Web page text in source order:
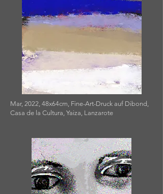
Mar, 2022, 48x64cm, Fine-Art-Druck auf Dibond,
Casa de la Cultura, Yaiza, Lanzarote